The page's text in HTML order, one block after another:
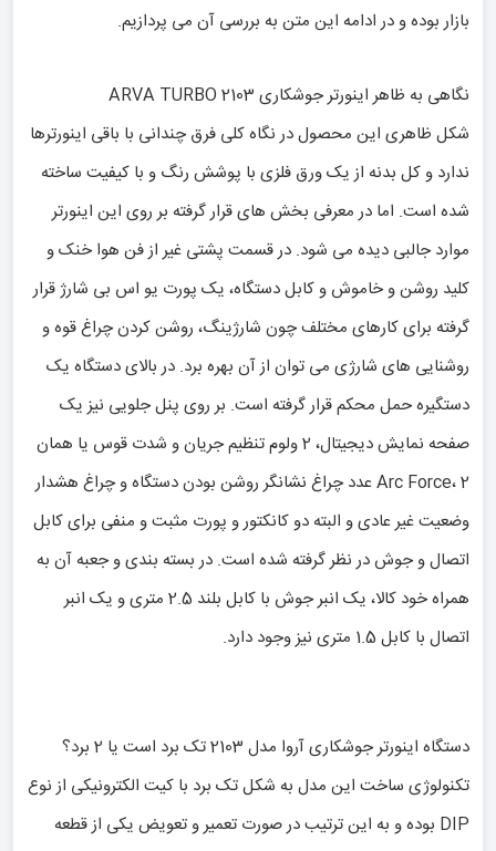
بازار بوده و در ادامه این متن به بررسی آن می پردازیم.
نگاهی به ظاهر اینورتر جوشکاری ARVA TURBO 2103
شکل ظاهری این محصول در نگاه کلی فرق چندانی با باقی اینورترها
ندارد و کل بدنه از یک ورق فلزی با پوشش رنگ و با کیفیت ساخته
شده است. اما در معرفی بخش های قرار گرفته بر روی این اینورتر
موارد جالبی دیده می شود. در قسمت پشتی غیر از فن هوا خنک و
کلید روشن و خاموش و کابل دستگاه، یک پورت یو اس بی شارژ قرار
گرفته برای کارهای مختلف چون شارژینگ، روشن کردن چراغ قوه و
روشنایی های شارژی می توان از آن بهره برد. در بالای دستگاه یک
دستگیره حمل محکم قرار گرفته است. بر روی پنل جلویی نیز یک
صفحه نمایش دیجیتال، 2 ولوم تنظیم جریان و شدت قوس یا همان
Arc Force، 2 عدد چراغ نشانگر روشن بودن دستگاه و چراغ هشدار
وضعیت غیر عادی و البته دو کانکتور و پورت مثبت و منفی برای کابل
اتصال و جوش در نظر گرفته شده است. در بسته بندی و جعبه آن به
همراه خود کالا، یک انبر جوش با کابل بلند 2.5 متری و یک انبر
اتصال با کابل 1.5 متری نیز وجود دارد.
دستگاه اینورتر جوشکاری آروا مدل 2103 تک برد است یا 2 برد؟
تکنولوژی ساخت این مدل به شکل تک برد با کیت الکترونیکی از نوع
DIP بوده و به این ترتیب در صورت تعمیر و تعویض یکی از قطعه